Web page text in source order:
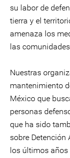
su labor de
tierra y el
amenaza los
las
Nuestras
mantenimiento
México que
personas
que ha sido
sobre Detención
los últimos años